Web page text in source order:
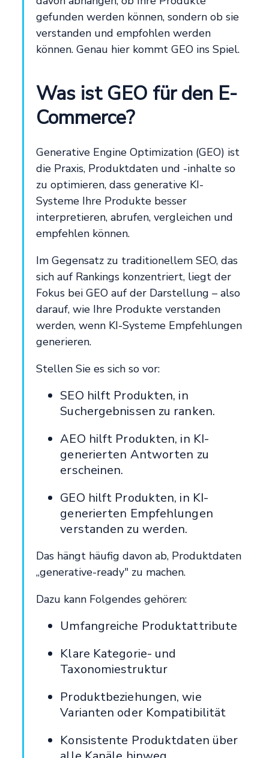
gefunden werden können, sondern ob sie
verstanden und empfohlen werden
können. Genau hier kommt GEO ins Spiel.
Was ist GEO für den E-
Commerce?
Generative Engine Optimization (GEO) ist
die Praxis, Produktdaten und -inhalte so
zu optimieren, dass generative KI-
Systeme Ihre Produkte besser
interpretieren, abrufen, vergleichen und
empfehlen können.
Im Gegensatz zu traditionellem SEO, das
sich auf Rankings konzentriert, liegt der
Fokus bei GEO auf der Darstellung – also
darauf, wie Ihre Produkte verstanden
werden, wenn KI-Systeme Empfehlungen
generieren.
Stellen Sie es sich so vor:
SEO hilft Produkten, in
Suchergebnissen zu ranken.
AEO hilft Produkten, in KI-
generierten Antworten zu
erscheinen.
GEO hilft Produkten, in KI-
generierten Empfehlungen
verstanden zu werden.
Das hängt häufig davon ab, Produktdaten
„generative-ready" zu machen.
Dazu kann Folgendes gehören:
Umfangreiche Produktattribute
Klare Kategorie- und
Taxonomiestruktur
Produktbeziehungen, wie
Varianten oder Kompatibilität
Konsistente Produktdaten über